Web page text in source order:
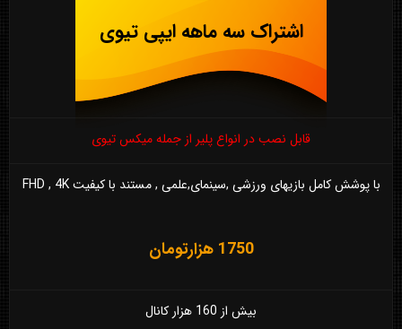
اشتراک سه ماهه ایپی تیوی
قابل نصب در انواع پلیر از جمله میکس تیوی
با پوشش کامل بازیهای ورزشی ,سینمای,علمی , مستند با کیفیت FHD , 4K
1750 هزارتومان
بیش از 160 هزار کانال